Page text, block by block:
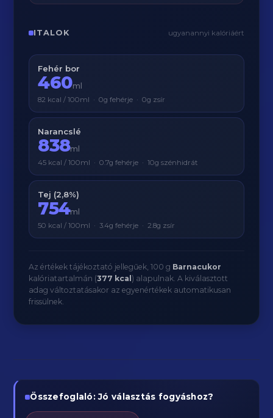
ITALOK ugyanannyi kalóriáért
Fehér bor
460ml
82 kcal / 100ml · 0g fehérje · 0g zsír
Narancslé
838ml
45 kcal / 100ml · 0.7g fehérje · 10g szénhidrát
Tej (2,8%)
754ml
50 kcal / 100ml · 3.4g fehérje · 2.8g zsír
Az értékek tájékoztató jellegűek, 100 g Barnacukor
kalóriatartalmán (377 kcal ) alapulnak. A kiválasztott
adag változtatásakor az egyenértékek automatikusan
frissülnek.
Összefoglaló: Jó választás fogyáshoz?